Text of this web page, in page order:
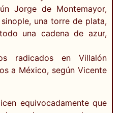
Jorge de Montemayor,
una torre de plata,
una cadena de azur,
radicados en Villalón
a México, según Vicente
equivocadamente que